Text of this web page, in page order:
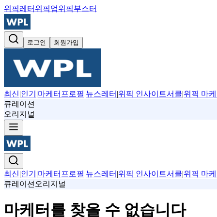
위픽레터 위픽업위픽부스터
로그인 회원가입
최신|인기 |마케터프로필|뉴스레터 |위픽 인사이트서클|위픽 마케
큐레이션
오리지널
최신|인기 |마케터프로필|뉴스레터 |위픽 인사이트서클|위픽 마케
큐레이션 오리지널
마케터를 찾을 수 없습니다